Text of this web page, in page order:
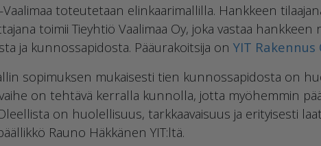
toteutetaan elinkaarimallilla. Hankkeen
toimii Tieyhtiö Vaalimaa Oy, joka vastaa
ja kunnossapidosta. Pääurakoitsija on YIT Rakennus
sopimuksen mukaisesti tien kunnossapidosta on
on tehtävä kerralla kunnolla, jotta myöhemmin
on huolellisuus, tarkkaavaisuus ja erityisesti
Rauno Häkkänen YIT:ltä.